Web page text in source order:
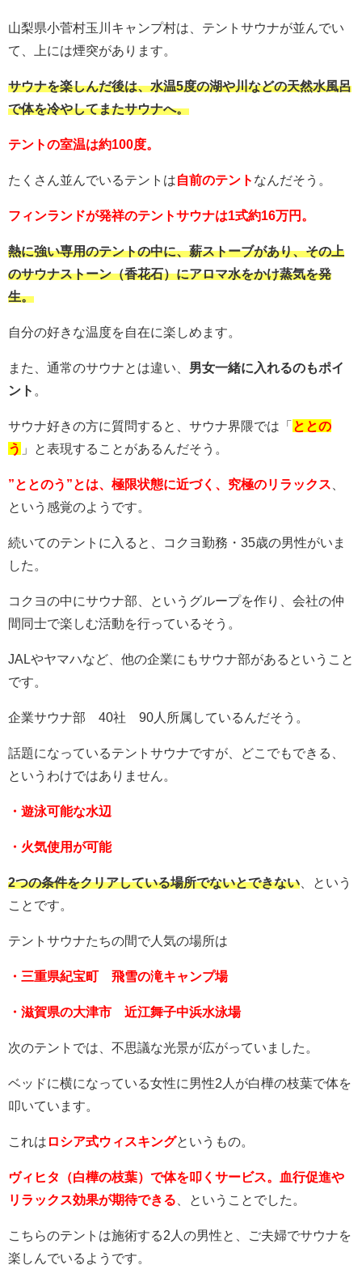
山梨県小菅村玉川キャンプ村は、テントサウナが並んでい
て、上には煙突があります。
サウナを楽しんだ後は、水温5度の湖や川などの天然水風呂
で体を冷やしてまたサウナへ。
テントの室温は約100度。
たくさん並んでいるテントは自前のテント なんだそう。
フィンランドが発祥のテントサウナは1式約16万円。
熱に強い専用のテントの中に、薪ストーブがあり、その上
のサウナストーン（香花石）にアロマ水をかけ蒸気を発
生。
自分の好きな温度を自在に楽しめます。
また、通常のサウナとは違い、 男女一緒に入れるのもポイ
ント
サウナ好きの方に質問すると、サウナ界隈では「 ととの
う 」と表現することがあるんだそう。
”ととのう”とは、極限状態に近づく、究極のリラックス
という感覚のようです。
続いてのテントに入ると、コクヨ勤務・35歳の男性がいま
した。
コクヨの中にサウナ部、というグループを作り、会社の仲
間同士で楽しむ活動を行っているそう。
JALやヤマハなど、他の企業にもサウナ部があるということ
です。
企業サウナ部 40社 90人所属しているんだそう。
話題になっているテントサウナですが、どこでもできる、
というわけではありません。
・遊泳可能な水辺
・火気使用が可能
2つの条件をクリアしている場所でないとできない 、という
ことです。
テントサウナたちの間で人気の場所は
・三重県紀宝町 飛雪の滝キャンプ場
・滋賀県の大津市 近江舞子中浜水泳場
次のテントでは、不思議な光景が広がっていました。
ベッドに横になっている女性に男性2人が白樺の枝葉で体を
叩いています。
これは ロシア式ウィスキングというもの。
ヴィヒタ（白樺の枝葉）で体を叩くサービス。血行促進や
リラックス効果が期待できる 、ということでした。
こちらのテントは施術する2人の男性と、ご夫婦でサウナを
楽しんでいるようです。